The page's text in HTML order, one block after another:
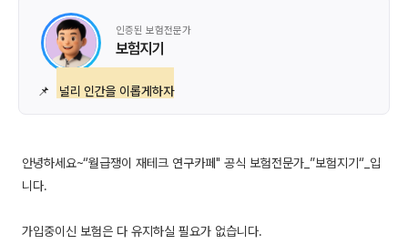
인증된 보험전문가
보험지기
📌 널리 인간을 이롭게하자
안녕하세요~“월급쟁이 재테크 연구카페" 공식 보험전문가_”보험지기“_입
니다.
가입중이신 보험은 다 유지하실 필요가 없습니다.